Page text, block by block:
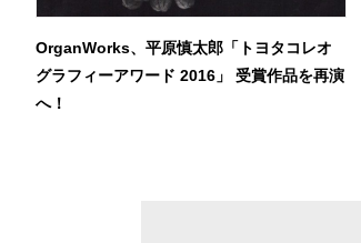
OrganWorks、平原慎太郎「トヨタコレオ
グラフィーアワード 2016」 受賞作品を再演
へ！